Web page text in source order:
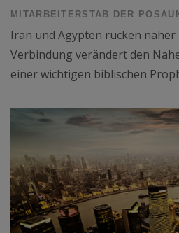
MITARBEITERSTAB DER
Iran und Ägypten rücken näher
Verbindung verändert den
einer wichtigen biblischen